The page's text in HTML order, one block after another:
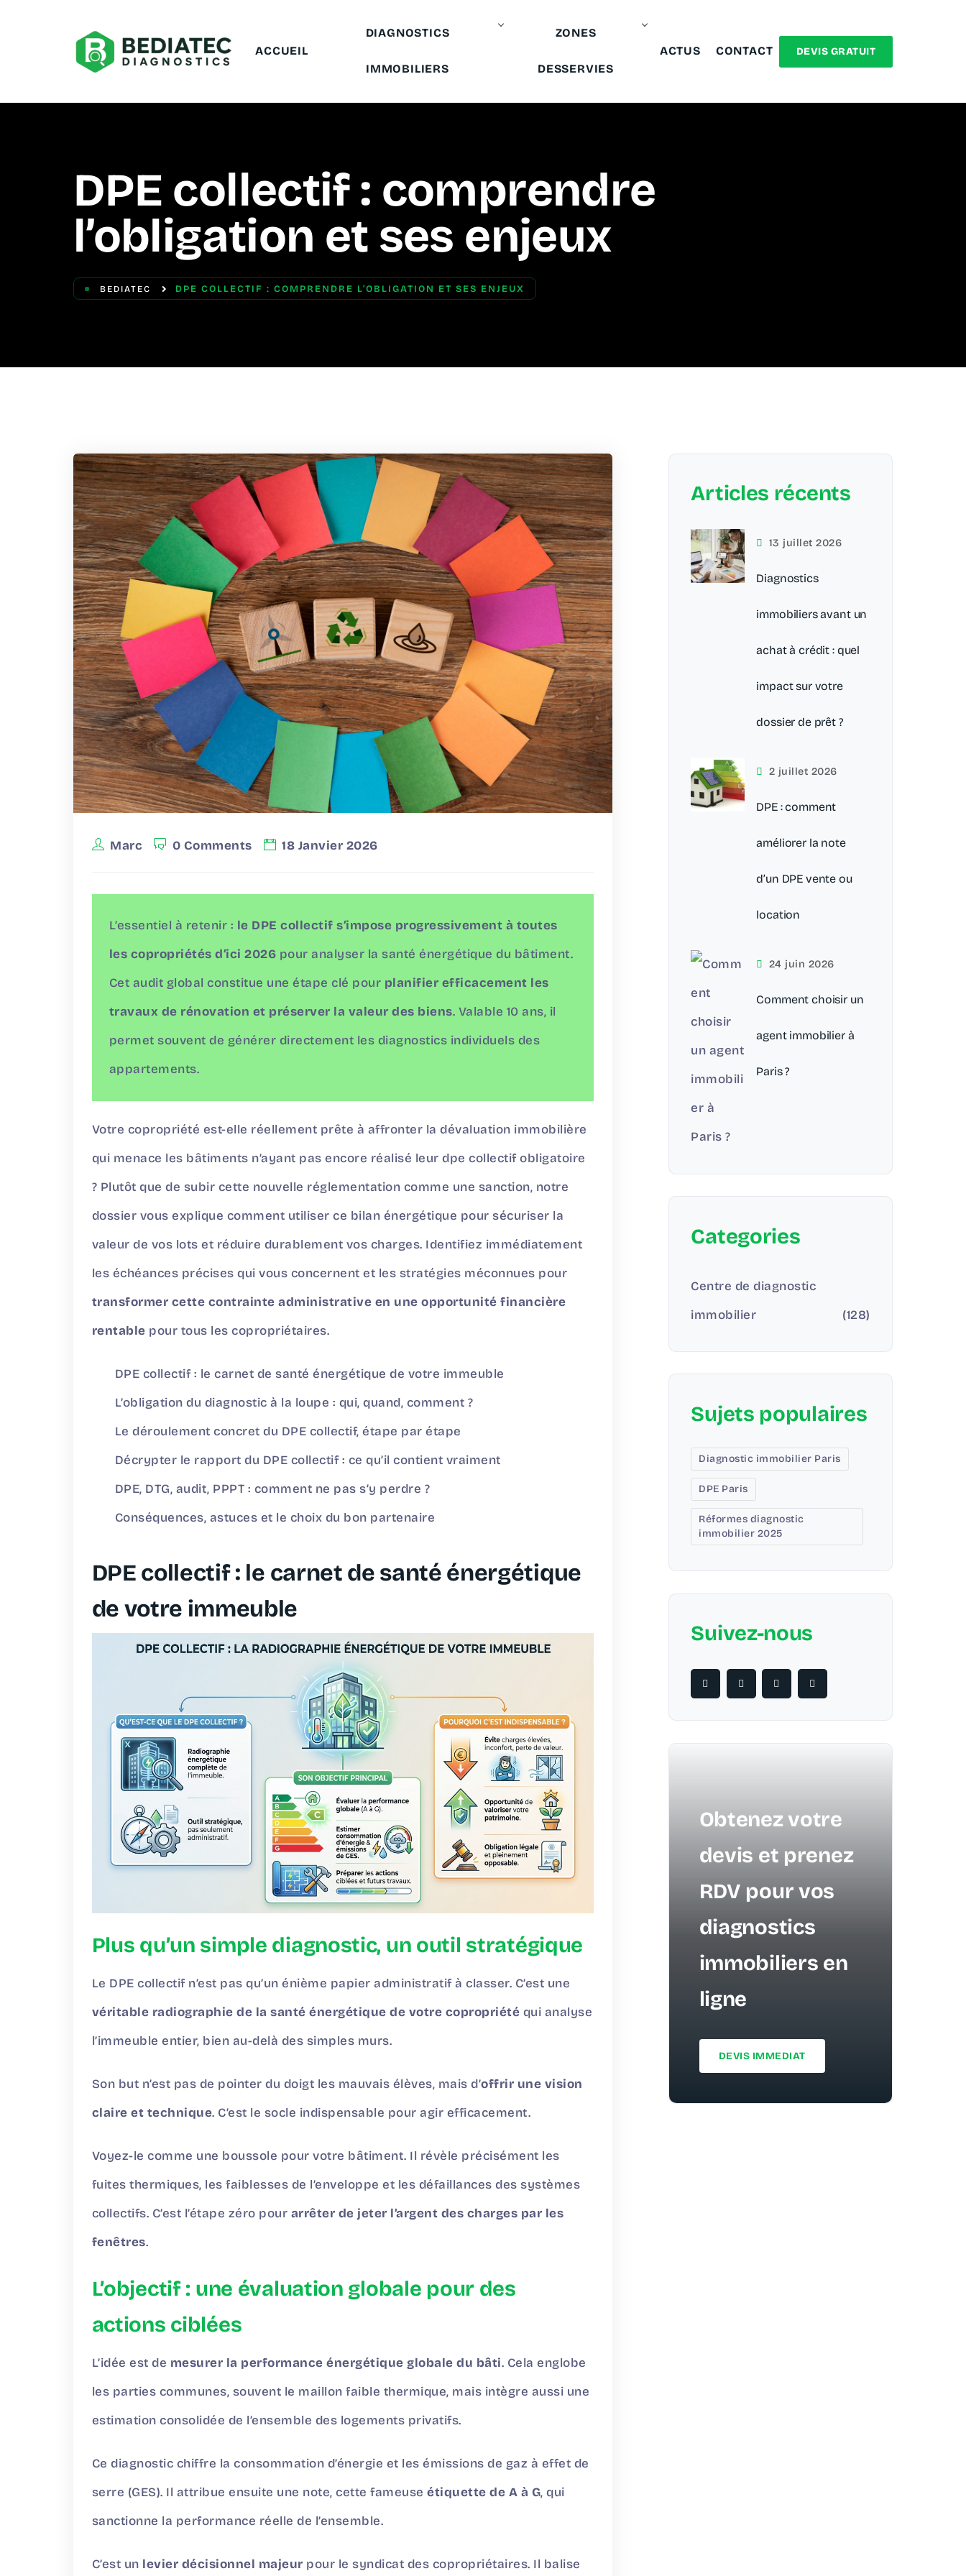
ACCUEIL
DIAGNOSTICS
IMMOBILIERS
ZONES
DESSERVIES
ACTUS CONTACT DEVIS GRATUIT
DPE collectif : comprendre
l’obligation et ses enjeux
BEDIATEC DPE COLLECTIF : COMPRENDRE L’OBLIGATION ET SES ENJEUX
Marc 0 Comments 18 Janvier 2026
L’essentiel à retenir : le DPE collectif s’impose progressivement à toutes
les copropriétés d’ici 2026 pour analyser la santé énergétique du bâtiment.
Cet audit global constitue une étape clé pour planifier efficacement les
travaux de rénovation et préserver la valeur des biens. Valable 10 ans, il
permet souvent de générer directement les diagnostics individuels des
appartements.
Votre copropriété est-elle réellement prête à affronter la dévaluation immobilière
qui menace les bâtiments n’ayant pas encore réalisé leur dpe collectif obligatoire
? Plutôt que de subir cette nouvelle réglementation comme une sanction, notre
dossier vous explique comment utiliser ce bilan énergétique pour sécuriser la
valeur de vos lots et réduire durablement vos charges. Identifiez immédiatement
les échéances précises qui vous concernent et les stratégies méconnues pour
transformer cette contrainte administrative en une opportunité financière
rentable pour tous les copropriétaires.
DPE collectif : le carnet de santé énergétique de votre immeuble
L’obligation du diagnostic à la loupe : qui, quand, comment ?
Le déroulement concret du DPE collectif, étape par étape
Décrypter le rapport du DPE collectif : ce qu’il contient vraiment
DPE, DTG, audit, PPPT : comment ne pas s’y perdre ?
Conséquences, astuces et le choix du bon partenaire
DPE collectif : le carnet de santé énergétique
de votre immeuble
Plus qu’un simple diagnostic, un outil stratégique
Le DPE collectif n’est pas qu’un énième papier administratif à classer. C’est une
véritable radiographie de la santé énergétique de votre copropriété qui analyse
l’immeuble entier, bien au-delà des simples murs.
Son but n’est pas de pointer du doigt les mauvais élèves, mais d’offrir une vision
claire et technique. C’est le socle indispensable pour agir efficacement.
Voyez-le comme une boussole pour votre bâtiment. Il révèle précisément les
fuites thermiques, les faiblesses de l’enveloppe et les défaillances des systèmes
collectifs. C’est l’étape zéro pour arrêter de jeter l’argent des charges par les
fenêtres.
L’objectif : une évaluation globale pour des
actions ciblées
L’idée est de mesurer la performance énergétique globale du bâti. Cela englobe
les parties communes, souvent le maillon faible thermique, mais intègre aussi une
estimation consolidée de l’ensemble des logements privatifs.
Ce diagnostic chiffre la consommation d’énergie et les émissions de gaz à effet de
serre (GES). Il attribue ensuite une note, cette fameuseétiquette de A à G, qui
sanctionne la performance réelle de l’ensemble.
C’est un levier décisionnel majeur pour le syndicat des copropriétaires. Il balise
Articles récents
13 juillet 2026
Diagnostics
immobiliers avant un
achat à crédit : quel
impact sur votre
dossier de prêt ?
2 juillet 2026
DPE : comment
améliorer la note
d’un DPE vente ou
location
24 juin 2026
Comment choisir un
agent immobilier à
Paris ?
Categories
Centre de diagnostic
immobilier
(128)
Sujets populaires
Diagnostic immobilier Paris
DPE Paris
Réformes diagnostic
immobilier 2025
Suivez-nous
Obtenez votre
devis et prenez
RDV pour vos
diagnostics
immobiliers en
ligne
DEVIS IMMEDIAT